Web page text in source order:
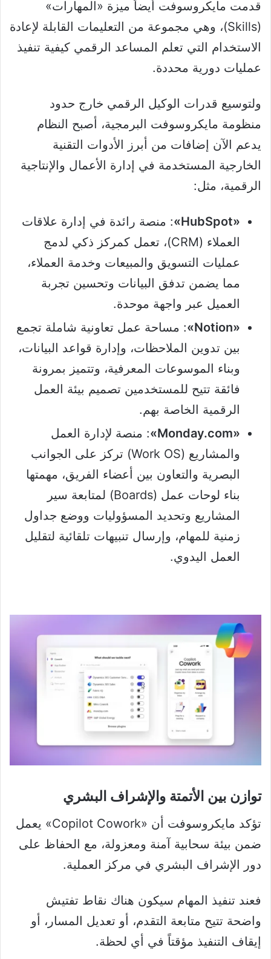
قدمت مايكروسوفت أيضاً ميزة «المهارات»
(Skills)، وهي مجموعة من التعليمات القابلة لإعادة
الاستخدام التي تعلم المساعد الرقمي كيفية تنفيذ
عمليات دورية محددة.
ولتوسيع قدرات الوكيل الرقمي خارج حدود
منظومة مايكروسوفت البرمجية، أصبح النظام
يدعم الآن إضافات من أبرز الأدوات التقنية
الخارجية المستخدمة في إدارة الأعمال والإنتاجية
الرقمية، مثل:
«HubSpot»
: منصة رائدة في إدارة علاقات
العملاء (CRM)، تعمل كمركز ذكي لدمج
عمليات التسويق والمبيعات وخدمة العملاء،
مما يضمن تدفق البيانات وتحسين تجربة
العميل عبر واجهة موحدة.
«Notion»
: مساحة عمل تعاونية شاملة تجمع
بين تدوين الملاحظات، وإدارة قواعد البيانات،
وبناء الموسوعات المعرفية، وتتميز بمرونة
فائقة تتيح للمستخدمين تصميم بيئة العمل
الرقمية الخاصة بهم.
«Monday.com»
: منصة لإدارة العمل
والمشاريع (Work OS) تركز على الجوانب
البصرية والتعاون بين أعضاء الفريق، مهمتها
بناء لوحات عمل (Boards) لمتابعة سير
المشاريع وتحديد المسؤوليات ووضع جداول
زمنية للمهام، وإرسال تنبيهات تلقائية لتقليل
العمل اليدوي.
توازن بين الأتمتة والإشراف البشري
تؤكد مايكروسوفت أن «Copilot Cowork» يعمل
ضمن بيئة سحابية آمنة ومعزولة، مع الحفاظ على
دور الإشراف البشري في مركز العملية.
فعند تنفيذ المهام سيكون هناك نقاط تفتيش
واضحة تتيح متابعة التقدم، أو تعديل المسار، أو
إيقاف التنفيذ مؤقتاً في أي لحظة.